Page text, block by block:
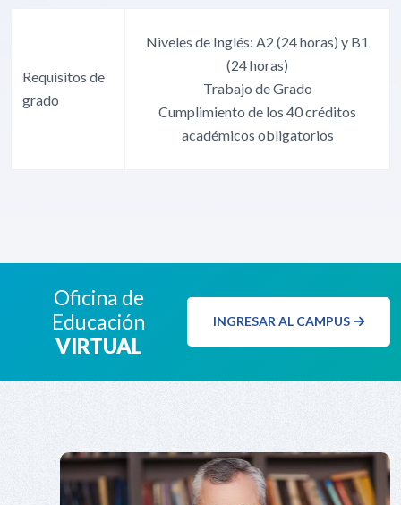
Requisitos de
grado
Niveles de Inglés: A2 (24 horas) y B1
(24 horas)
Trabajo de Grado
Cumplimiento de los 40 créditos
académicos obligatorios
Oficina de
Educación
VIRTUAL
INGRESAR AL CAMPUS